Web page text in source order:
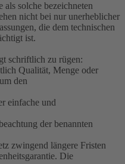
solche bezeichneten
nicht bei nur unerheblicher
die dem technischen
ist.
schriftlich zu rügen:
Qualität, Menge oder
den
einfache und
der benannten
zwingend längere Fristen
Die